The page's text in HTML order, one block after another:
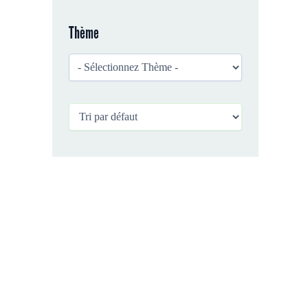
Thème